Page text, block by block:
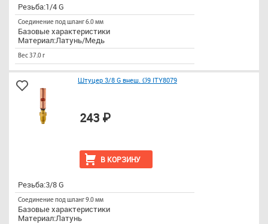
Резьба:1/4 G
Соединение под шланг 6.0 мм
Базовые характеристики
Материал:Латунь/Медь
Вес 37.0 г
Штуцер 3/8 G внеш. Ø9 ITY8079
В КОРЗИНУ
243 ₽
Резьба:3/8 G
Соединение под шланг 9.0 мм
Базовые характеристики
Материал:Латунь